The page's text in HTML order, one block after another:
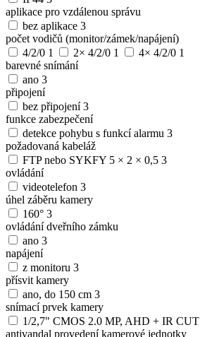
aplikace pro vzdálenou správu
bez aplikace 3
počet vodičů (monitor/zámek/napájení)
4/2/0 1 2× 4/2/0 1 4× 4/2/0 1
barevné snímání
ano 3
připojení
bez připojení3
funkce zabezpečení
detekce pohybu s funkcí alarmu 3
požadovaná kabeláž
FTP nebo SYKFY 5 × 2 × 0,5 3
ovládání
videotelefon 3
úhel záběru kamery
160° 3
ovládání dveřního zámku
ano 3
napájení
z monitoru 3
přísvit kamery
ano, do 150 cm 3
snímací prvek kamery
1/2,7" CMOS 2.0 MP, AHD + IR CUT
antivandal provedení kamerové jednotky